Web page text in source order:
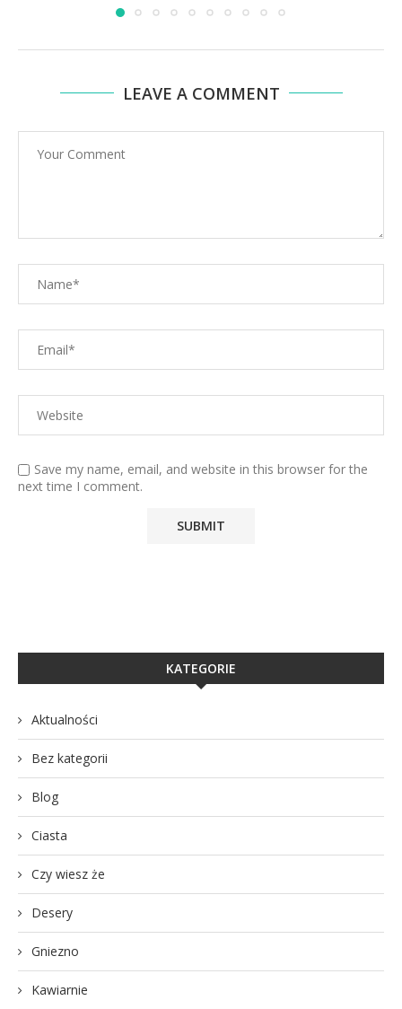
LEAVE A COMMENT
Save my name, email, and website in this browser for the
next time I comment.
KATEGORIE
Aktualności
Bez kategorii
Blog
Ciasta
Czy wiesz że
Desery
Gniezno
Kawiarnie